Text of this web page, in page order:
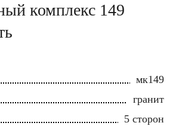
комплекс 149
мк149
гранит
5 сторон